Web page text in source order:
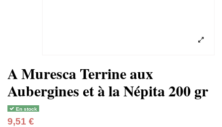
A Muresca Terrine aux
Aubergines et à la Népita 200 gr
En stock
9,51 €